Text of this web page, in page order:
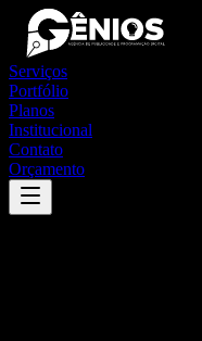
Serviços
Portfólio
Planos
Institucional
Contato
Orçamento